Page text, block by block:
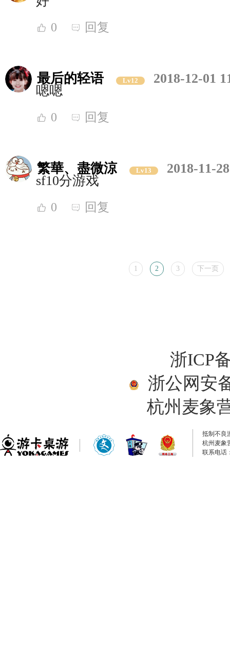
0 回复
最后的轻语 Lv12
2018-12-01
嗯嗯
0 回复
繁華、盡微涼 Lv13
2018-11-
sf10分游戏
0 回复
1 2 3 下一页
浙ICP
浙公网安
杭州麦象
抵制不良
杭州麦象
联系电话